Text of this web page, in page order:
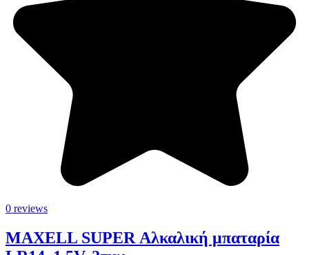
0 reviews
MAXELL SUPER Αλκαλική μπαταρία